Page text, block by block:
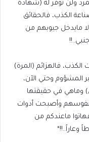
ولن توفر له (شهادة
الكذب، فالحقائق
مايدخل جيوبهم من
فالهزائم (المرة)
المشؤوم وحتي الآن،
وماهي في حقيقتها
وأصبحت أدوات
ماعندكم من
وعاراً..!!*